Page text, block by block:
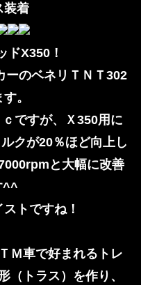
装着
ドX350！
ーのベネリＴＮＴ302
。
ですが、Ｘ350用に
クが20％ほど向上し
と大幅に改善
^^
トですね！
Ｍ車で好まれるトレ
（トラス）を作り、